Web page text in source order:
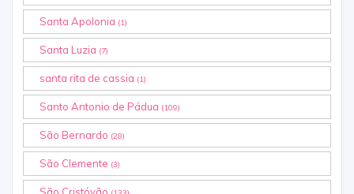
Santa Apolonia (1)
Santa Luzia (7)
santa rita de cassia (1)
Santo Antonio de Pádua (109)
São Bernardo (28)
São Clemente (3)
São Cristóvão